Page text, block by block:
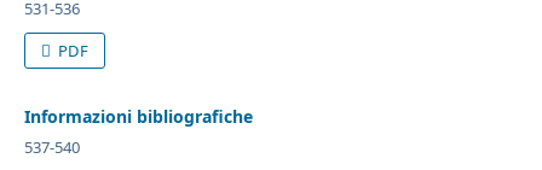
531-536
PDF
Informazioni bibliografiche
537-540